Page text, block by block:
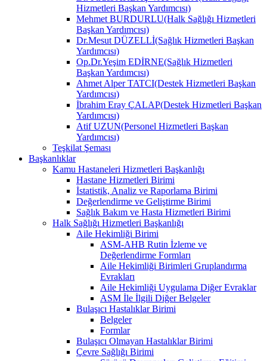
Hizmetleri Başkan Yardımcısı)
Mehmet BURDURLU(Halk Sağlığı Hizmetleri
Başkan Yardımcısı)
Dr.Mesut DÜZELLİ(Sağlık Hizmetleri Başkan
Yardımcısı)
Op.Dr.Yeşim EDİRNE(Sağlık Hizmetleri
Başkan Yardımcısı)
Ahmet Alper TATCI(Destek Hizmetleri Başkan
Yardımcısı)
İbrahim Eray ÇALAP(Destek Hizmetleri Başkan
Yardımcısı)
Atif UZUN(Personel Hizmetleri Başkan
Yardımcısı)
Teşkilat Şeması
Başkanlıklar
Kamu Hastaneleri Hizmetleri Başkanlığı
Hastane Hizmetleri Birimi
İstatistik, Analiz ve Raporlama Birimi
Değerlendirme ve Geliştirme Birimi
Sağlık Bakım ve Hasta Hizmetleri Birimi
Halk Sağlığı Hizmetleri Başkanlığı
Aile Hekimliği Birimi
ASM-AHB Rutin İzleme ve
Değerlendirme Formları
Aile Hekimliği Birimleri Gruplandırma
Evrakları
Aile Hekimliği Uygulama Diğer Evraklar
ASM İle İlgili Diğer Belgeler
Bulaşıcı Hastalıklar Birimi
Belgeler
Formlar
Bulaşıcı Olmayan Hastalıklar Birimi
Çevre Sağlığı Birimi